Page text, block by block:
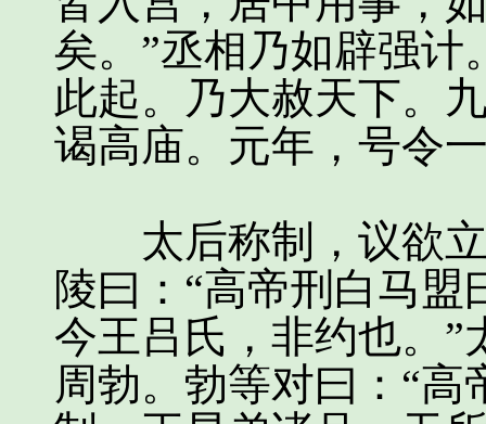
矣。”丞相乃如辟强
此起。乃大赦天下。
谒高庙。元年，号令
太后称制，议欲立
陵曰：“高帝刑白马盟
今王吕氏，非约也。
周勃。勃等对曰：“